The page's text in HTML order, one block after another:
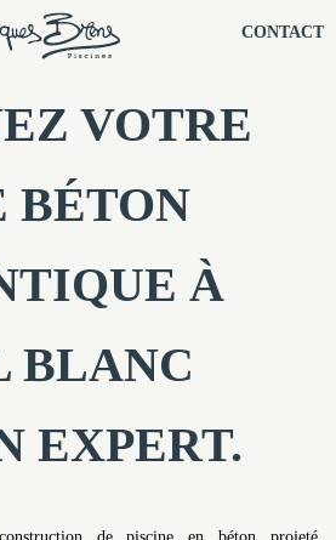
CONTACT
VOTRE
BÉTON
À
BLANC
EXPERT.